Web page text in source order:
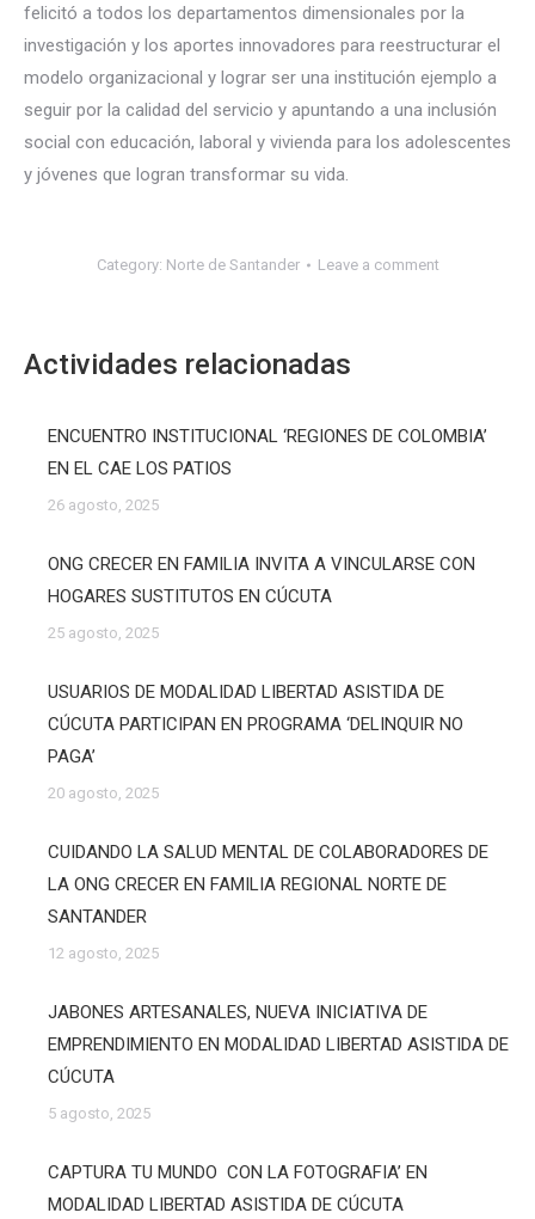
felicitó a todos los departamentos dimensionales por la
investigación y los aportes innovadores para reestructurar el
modelo organizacional y lograr ser una institución ejemplo a
seguir por la calidad del servicio y apuntando a una inclusión
social con educación, laboral y vivienda para los adolescentes
y jóvenes que logran transformar su vida.
Category: Norte de Santander Leave a comment
Actividades relacionadas
ENCUENTRO INSTITUCIONAL ‘REGIONES DE COLOMBIA’
EN EL CAE LOS PATIOS
26 agosto, 2025
ONG CRECER EN FAMILIA INVITA A VINCULARSE CON
HOGARES SUSTITUTOS EN CÚCUTA
25 agosto, 2025
USUARIOS DE MODALIDAD LIBERTAD ASISTIDA DE
CÚCUTA PARTICIPAN EN PROGRAMA ‘DELINQUIR NO
PAGA’
20 agosto, 2025
CUIDANDO LA SALUD MENTAL DE COLABORADORES DE
LA ONG CRECER EN FAMILIA REGIONAL NORTE DE
SANTANDER
12 agosto, 2025
JABONES ARTESANALES, NUEVA INICIATIVA DE
EMPRENDIMIENTO EN MODALIDAD LIBERTAD ASISTIDA DE
CÚCUTA
5 agosto, 2025
CAPTURA TU MUNDO CON LA FOTOGRAFIA’ EN
MODALIDAD LIBERTAD ASISTIDA DE CÚCUTA